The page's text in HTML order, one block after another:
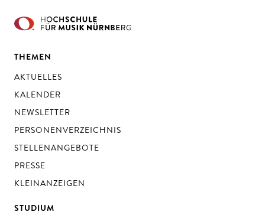
THEMEN
AKTUELLES
KALENDER
NEWSLETTER
PERSONENVERZEICHNIS
STELLENANGEBOTE
PRESSE
KLEINANZEIGEN
STUDIUM